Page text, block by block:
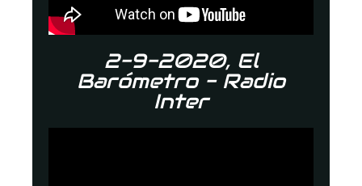
2-9-2020, El
Barómetro - Radio
Inter